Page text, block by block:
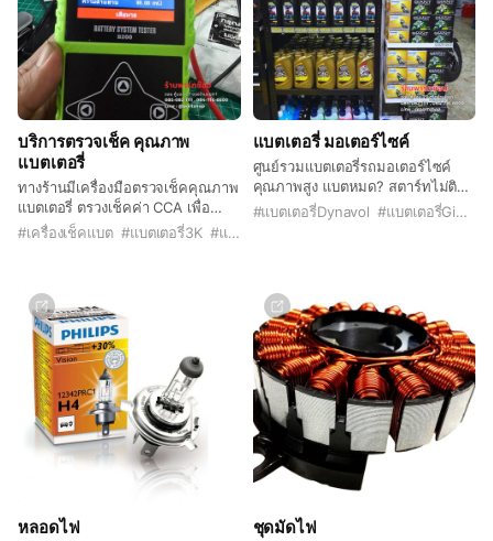
บริการตรวจเช็ค คุณภาพ
แบตเตอรี่
ทางร้านมีเครื่องมือตรวจเช็คคุณภาพ
แบตเตอรี่ ตรวงเช็คค่า CCA เพื่อ
ประเมินสภาพแบตเตอรี่เดิมของท่าน
#เครื่องเช็คแบต #แบตเตอรี่3K #แบตเตอรี่PCX
แบตเตอรี่ มอเตอร์ไซค์
ศูนย์รวมแบตเตอรี่รถมอเตอร์ไซค์
คุณภาพสูง แบตหมด? สตาร์ทไม่ติด?
ให้เราดูแล! ⚡ที่ PartShop เรามี
แบตเตอรี่สำหรับรถมอเตอร์ไซค์ทุก
#แบตเตอรี่Dynavol #แบตเตอรี่Giant
หลอดไฟ ชุดมัดไฟ